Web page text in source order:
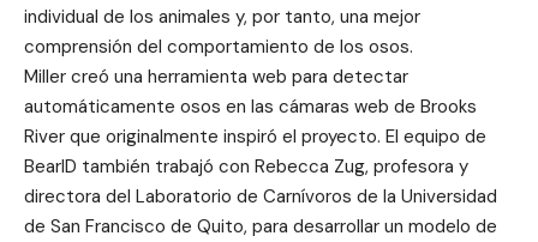
individual de los animales y, por tanto, una mejor
comprensión del comportamiento de los osos.
Miller creó una herramienta web para detectar
automáticamente osos en las cámaras web de Brooks
River que originalmente inspiró el proyecto. El equipo de
BearID también trabajó con Rebecca Zug, profesora y
directora del Laboratorio de Carnívoros de la Universidad
de San Francisco de Quito, para desarrollar un modelo de